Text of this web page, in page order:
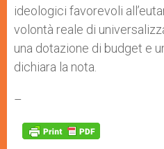
ideologici favorevoli
volontà reale di
una dotazione di budget e
dichiara la nota.
–